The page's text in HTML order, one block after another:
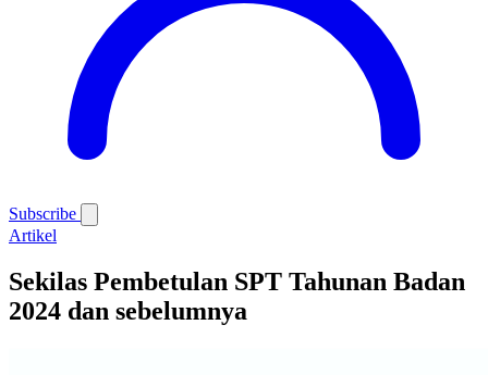
Subscribe
Artikel
Sekilas Pembetulan SPT Tahunan Badan
2024 dan sebelumnya